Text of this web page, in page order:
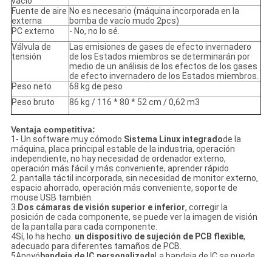
Fuente de aire
externa
No es necesario (máquina incorporada en la
bomba de vacío mudo 2pcs)
PC externo
- No, no lo sé.
Válvula de
tensión
Las emisiones de gases de efecto invernadero
de los Estados miembros se determinarán por
medio de un análisis de los efectos de los gases
de efecto invernadero de los Estados miembros.
Peso neto
68 kg de peso
Peso bruto
86 kg / 116 * 80 * 52 cm / 0,62 m3
Ventaja competitiva:
1- Un software muy cómodo.Sistema Linux integradode la
máquina, placa principal estable de la industria, operación
independiente, no hay necesidad de ordenador externo,
operación más fácil y más conveniente, aprender rápido.
2. pantalla táctil incorporada, sin necesidad de monitor externo,
espacio ahorrado, operación más conveniente, soporte de
mouse USB también.
3. Dos cámaras de visión superior e inferior, corregir la
posición de cada componente, se puede ver la imagen de visión
de la pantalla para cada componente.
4Sí, lo ha hecho. un dispositivo de sujeción de PCB flexible,
adecuado para diferentes tamaños de PCB.